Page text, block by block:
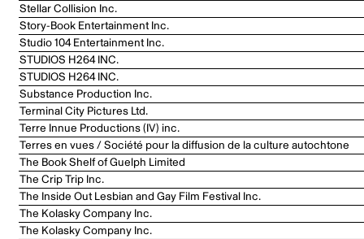
Stellar Collision Inc.
Story-Book Entertainment Inc.
Studio 104 Entertainment Inc.
STUDIOS H264 INC.
STUDIOS H264 INC.
Substance Production Inc.
Terminal City Pictures Ltd.
Terre Innue Productions (IV) inc.
Terres en vues / Société pour la diffusion de la culture autochtone
The Book Shelf of Guelph Limited
The Crip Trip Inc.
The Inside Out Lesbian and Gay Film Festival Inc.
The Kolasky Company Inc.
The Kolasky Company Inc.